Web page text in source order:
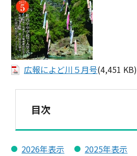
広報によど川５月号(4,451 KB)
目次
2026年表示 2025年表示